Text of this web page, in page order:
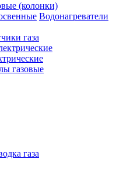
(колонки)
Водонагреватели
газа
газовые
газа